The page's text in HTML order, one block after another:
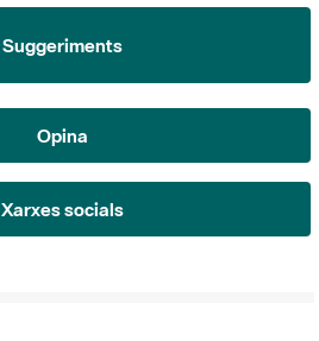
Suggeriments
Opina
Xarxes socials